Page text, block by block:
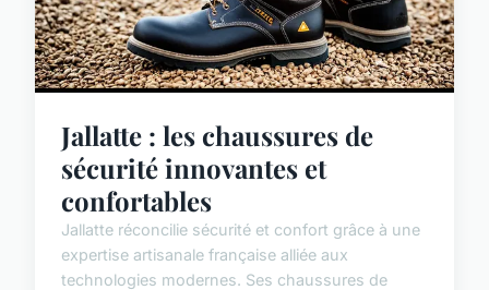
Jallatte : les chaussures de
sécurité innovantes et
confortables
Jallatte réconcilie sécurité et confort grâce à une
expertise artisanale française alliée aux
technologies modernes. Ses chaussures de